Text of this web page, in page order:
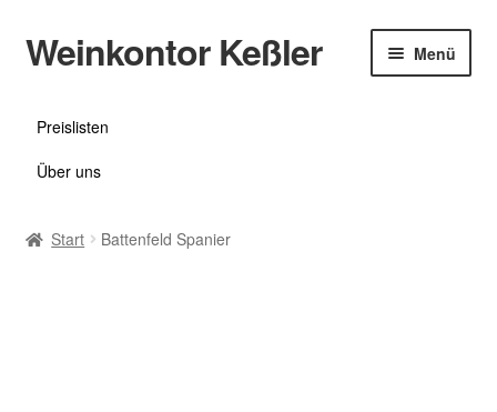
Zur
Navigation
Zum
Inhalt
Weinkontor Keßler Menü
Über uns
Weine
Preislisten
Über uns
Start Battenfeld Spanier